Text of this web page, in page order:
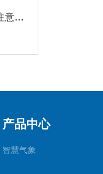
超声波雪深传感器—安装时需注意避开障碍物，确保声波传播路径畅通
产品中心
智慧气象